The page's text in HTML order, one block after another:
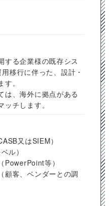
する企業様の既存シス
移行に伴った、設計・
。
は、海外に拠点がある
チします。
又はSIEM）
ル）
PowerPoint等）
顧客、ベンダーとの調